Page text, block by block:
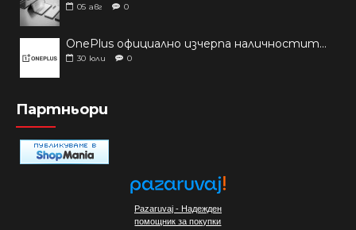
05 авг 0
OnePlus официално изчерпа наличностите си от телефони на основни пазари
30 юли 0
Партньори
Pazaruvaj - Надежден
помощник за покупки